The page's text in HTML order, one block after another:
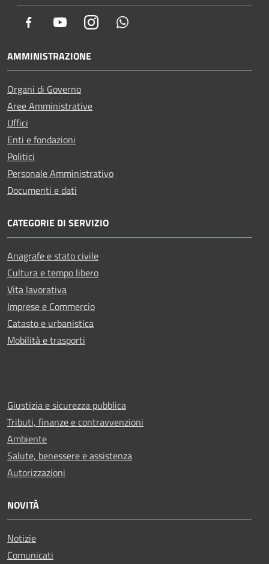
Facebook YoutubeInstagram
AMMINISTRAZIONE
Organi di Governo
Aree Amministrative
Uffici
Enti e fondazioni
Politici
Personale Amministrativo
Documenti e dati
CATEGORIE DI SERVIZIO
Anagrafe e stato civile
Cultura e tempo libero
Vita lavorativa
Imprese e Commercio
Catasto e urbanistica
Mobilità e trasporti
Giustizia e sicurezza pubblica
Tributi, finanze e contravvenzioni
Ambiente
Salute, benessere e assistenza
Autorizzazioni
NOVITÀ
Notizie
Comunicati